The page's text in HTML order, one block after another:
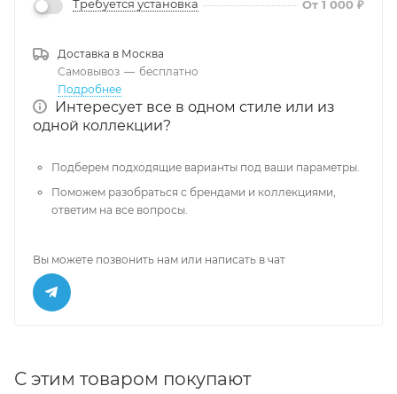
Требуется установка От 1 000 ₽
Доставка в Москва
Самовывоз — бесплатно
Подробнее
Интересует все в одном стиле или из
одной коллекции?
Подберем подходящие варианты под ваши параметры.
Поможем разобраться с брендами и коллекциями,
ответим на все вопросы.
Вы можете позвонить нам или написать в чат
С этим товаром покупают